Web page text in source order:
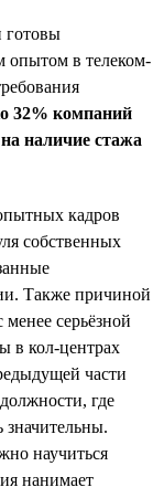
готовы
опытом в телеком-
32% компаний
наличие стажа
кадров
собственных
Также причиной
серьёзной
в кол-центрах
части
где
значительны.
научиться
нанимает